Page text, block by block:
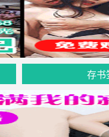
存书